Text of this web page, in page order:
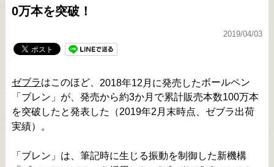
0万本を突破！
2019/04/03
ゼブラはこのほど、 2018年12月に発売したボールペン
「ブレン」が、発売から約3か月で累計販売本数100万本
を突破したと発表した（2019年2月末時点、ゼブラ出荷
実績）。
「ブレン」は、筆記時に生じる振動を制御した新機構